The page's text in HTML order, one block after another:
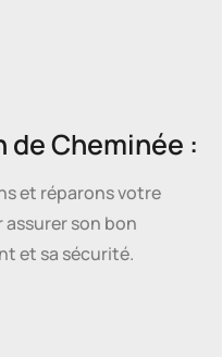
de Cheminée :
et réparons votre
son bon
et sa sécurité.